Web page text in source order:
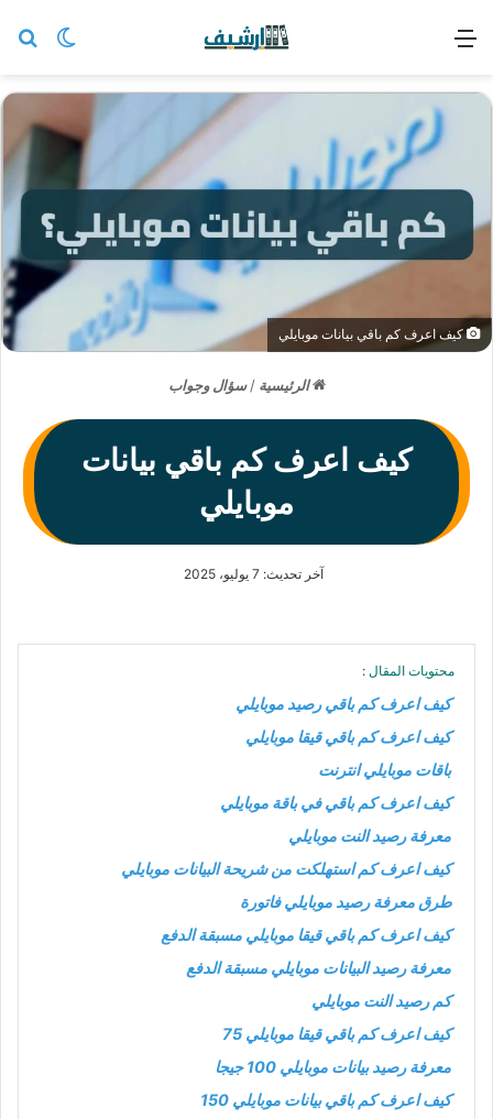
الوضع القائمة
كيف اعرف كم باقي بيانات موبايلي
الرئيسية / سؤال وجواب
كيف اعرف كم باقي بيانات
موبايلي
آخر تحديث: 7 يوليو، 2025
محتويات المقال :
كيف اعرف كم باقي رصيد موبايلي
كيف اعرف كم باقي قيقا موبايلي
باقات موبايلي انترنت
كيف اعرف كم باقي في باقة موبايلي
معرفة رصيد النت موبايلي
كيف اعرف كم استهلكت من شريحة البيانات موبايلي
طرق معرفة رصيد موبايلي فاتورة
كيف اعرف كم باقي قيقا موبايلي مسبقة الدفع
معرفة رصيد البيانات موبايلي مسبقة الدفع
كم رصيد النت موبايلي
كيف اعرف كم باقي قيقا موبايلي 75
معرفة رصيد بيانات موبايلي 100 جيجا
كيف اعرف كم باقي بيانات موبايلي 150